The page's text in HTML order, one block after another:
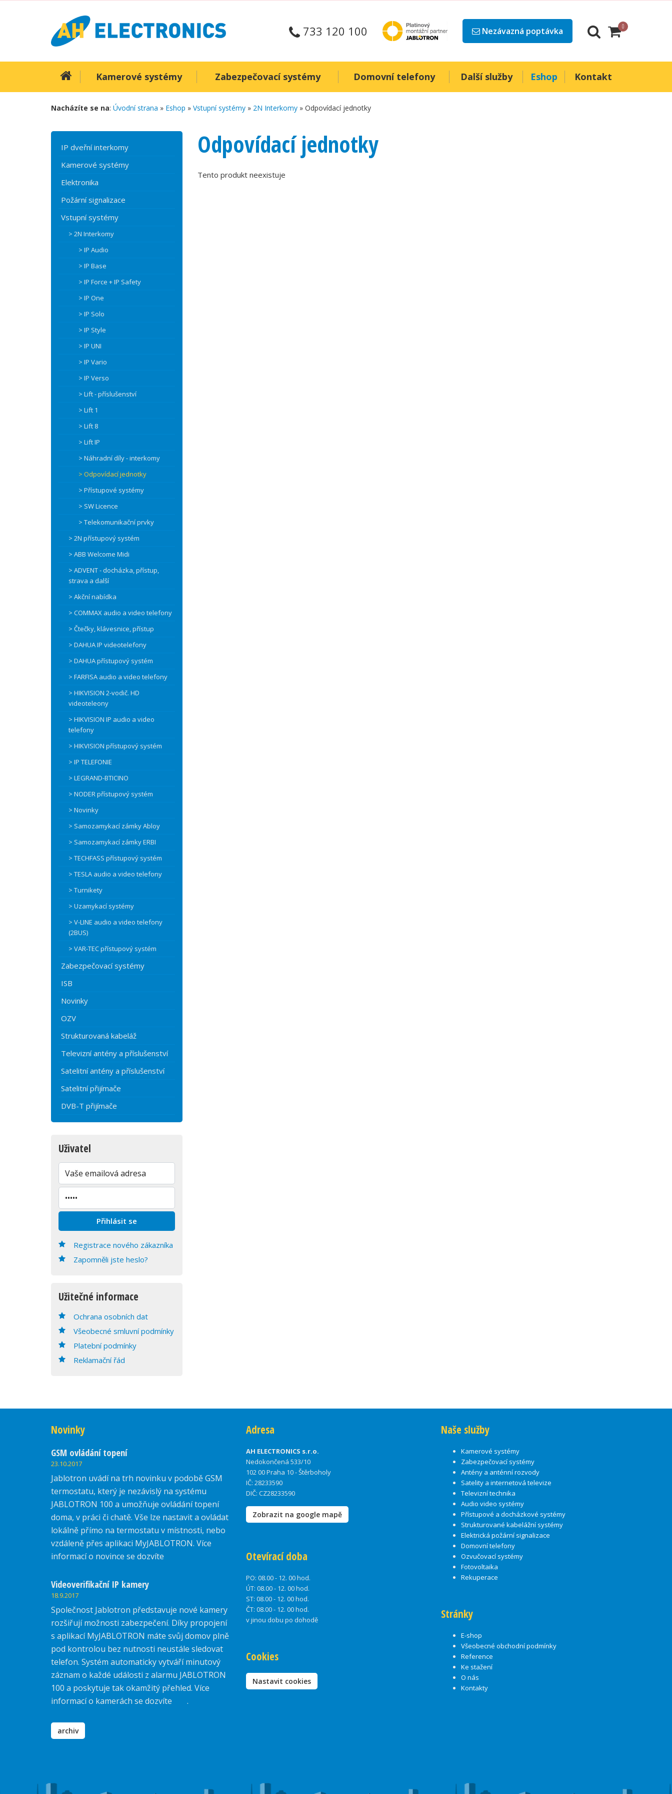
733 120 100 Nezávazná poptávka 0
Kamerové systémy Zabezpečovací systémy Domovní telefony Další služby Eshop Kontakt
Nacházíte se na: Úvodní strana » Eshop » Vstupní systémy » 2N Interkomy » Odpovídací jednotky
IP dveřní interkomy
Kamerové systémy
Elektronika
Požární signalizace
Vstupní systémy
> 2N Interkomy
> IP Audio
> IP Base
> IP Force + IP Safety
> IP One
> IP Solo
> IP Style
> IP UNI
> IP Vario
> IP Verso
> Lift - příslušenství
> Lift 1
> Lift 8
> Lift IP
> Náhradní díly - interkomy
> Odpovídací jednotky
> Přístupové systémy
> SW Licence
> Telekomunikační prvky
> 2N přístupový systém
> ABB Welcome Midi
> ADVENT - docházka, přístup,
strava a další
> Akční nabídka
> COMMAX audio a video telefony
> Čtečky, klávesnice, přístup
> DAHUA IP videotelefony
> DAHUA přístupový systém
> FARFISA audio a video telefony
> HIKVISION 2-vodič. HD
videoteleony
> HIKVISION IP audio a video
telefony
> HIKVISION přístupový systém
> IP TELEFONIE
> LEGRAND-BTICINO
> NODER přístupový systém
> Novinky
> Samozamykací zámky Abloy
> Samozamykací zámky ERBI
> TECHFASS přístupový systém
> TESLA audio a video telefony
> Turnikety
> Uzamykací systémy
> V-LINE audio a video telefony
(2BUS)
> VAR-TEC přístupový systém
Zabezpečovací systémy
ISB
Novinky
OZV
Strukturovaná kabeláž
Televizní antény a příslušenství
Satelitní antény a příslušenství
Satelitní přijímače
DVB-T přijímače
Uživatel
Registrace nového zákazníka
Zapomněli jste heslo?
Užitečné informace
Ochrana osobních dat
Všeobecné smluvní podmínky
Platební podmínky
Reklamační řád
Odpovídací jednotky
Tento produkt neexistuje
Novinky
GSM ovládání topení
23.10.2017
Jablotron uvádí na trh novinku v podobě GSM
termostatu, který je nezávislý na systému
JABLOTRON 100 a umožňuje ovládání topení
doma, v práci či chatě. Vše lze nastavit a ovládat
lokálně přímo na termostatu v místnosti, nebo
vzdáleně přes aplikaci MyJABLOTRON. Více
informací o novince se dozvíte
Videoverifikační IP kamery
18.9.2017
Společnost Jablotron představuje nové kamery
rozšiřují možnosti zabezpečení. Díky propojení
s aplikací MyJABLOTRON máte svůj domov plně
pod kontrolou bez nutnosti neustále sledovat
telefon. Systém automaticky vytváří minutový
záznam o každé události z alarmu JABLOTRON
100 a poskytuje tak okamžitý přehled. Více
informací o kamerách se dozvíte
.
archiv
Adresa
AH ELECTRONICS s.r.o.
Nedokončená 533/10
102 00 Praha 10 - Štěrboholy
IČ: 28233590
DIČ: CZ28233590
Zobrazit na google mapě
Otevírací doba
PO: 08.00 - 12. 00 hod.
ÚT: 08.00 - 12. 00 hod.
ST: 08.00 - 12. 00 hod.
ČT: 08.00 - 12. 00 hod.
v jinou dobu po dohodě
Cookies
Nastavit cookies
Naše služby
Kamerové systémy
Zabezpečovací systémy
Antény a anténní rozvody
Satelity a internetová televize
Televizní technika
Audio video systémy
Přístupové a docházkové systémy
Strukturované kabelážní systémy
Elektrická požární signalizace
Domovní telefony
Ozvučovací systémy
Fotovoltaika
Rekuperace
Stránky
E-shop
Všeobecné obchodní podmínky
Reference
Ke stažení
O nás
Kontakty